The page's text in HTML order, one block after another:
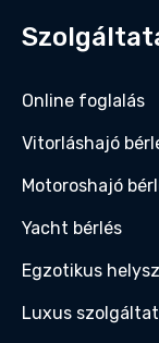
Online foglalás
Vitorláshajó
Motoroshajó
Yacht bérlés
Egzotikus
Luxus